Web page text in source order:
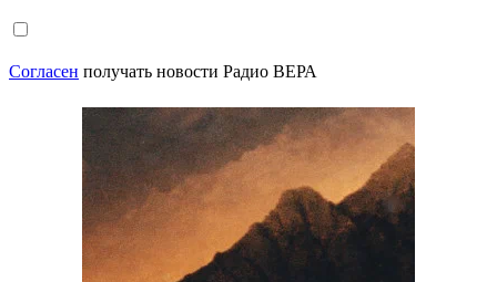
Согласен получать новости Радио ВЕРА